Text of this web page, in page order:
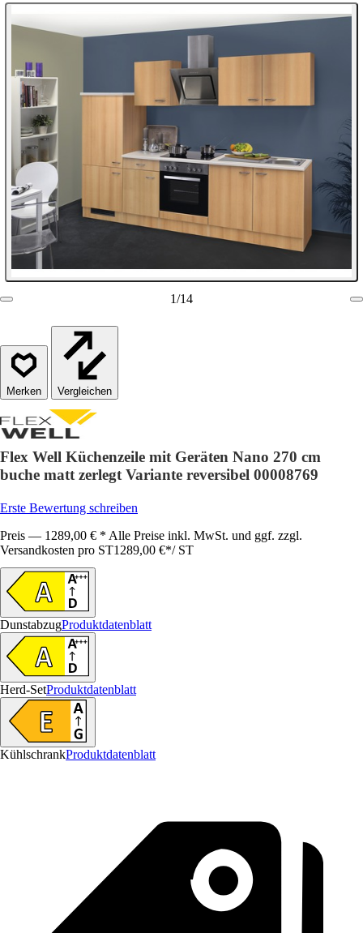
1/14
Vergleichen
Flex Well Küchenzeile mit Geräten Nano 270 cm
buche matt zerlegt Variante reversibel 00008769
Erste Bewertung schreiben
Preis — 1289,00 € * Alle Preise inkl. MwSt. und ggf. zzgl.
Versandkosten pro ST1289,00 €*/ ST
DunstabzugProduktdatenblatt
Herd-SetProduktdatenblatt
KühlschrankProduktdatenblatt